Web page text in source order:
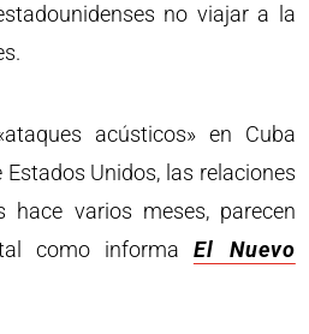
no viajar a la
acústicos» en Cuba
Unidos, las relaciones
hace varios meses, parecen
como informa El Nuevo